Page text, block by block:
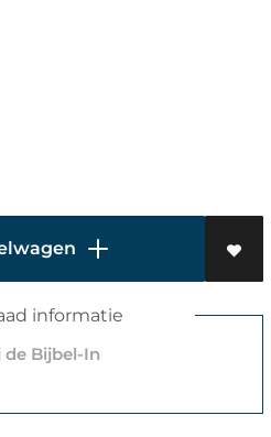
informatie
de Bijbel-In